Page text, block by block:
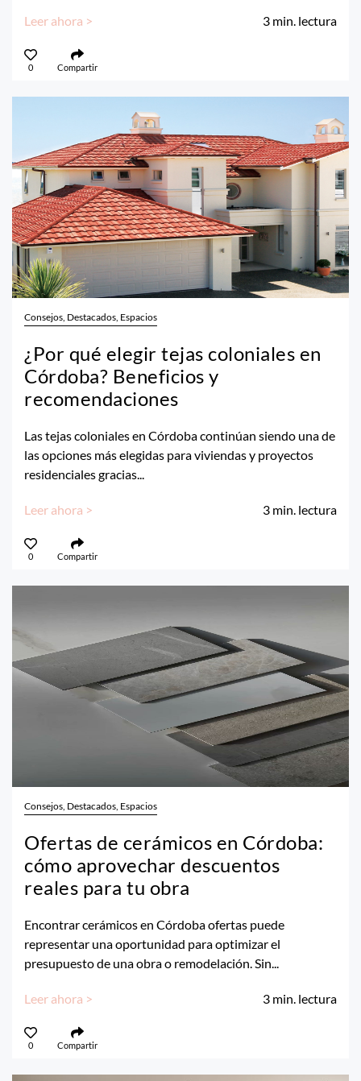
Leer ahora > 3 min. lectura
0 Compartir
Consejos, Destacados, Espacios
¿Por qué elegir tejas coloniales en
Córdoba? Beneficios y
recomendaciones
Las tejas coloniales en Córdoba continúan siendo una de
las opciones más elegidas para viviendas y proyectos
residenciales gracias...
Leer ahora > 3 min. lectura
0 Compartir
Consejos, Destacados, Espacios
Ofertas de cerámicos en Córdoba:
cómo aprovechar descuentos
reales para tu obra
Encontrar cerámicos en Córdoba ofertas puede
representar una oportunidad para optimizar el
presupuesto de una obra o remodelación. Sin...
Leer ahora > 3 min. lectura
0 Compartir